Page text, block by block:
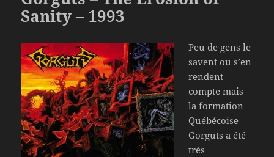
Sanity – 1993
Peu de gens le
savent ou s’en
rendent
compte mais
la formation
Québécoise
Gorguts a été
très